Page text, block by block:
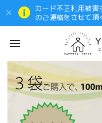
カード不正利用被害
のご連絡をさせて頂